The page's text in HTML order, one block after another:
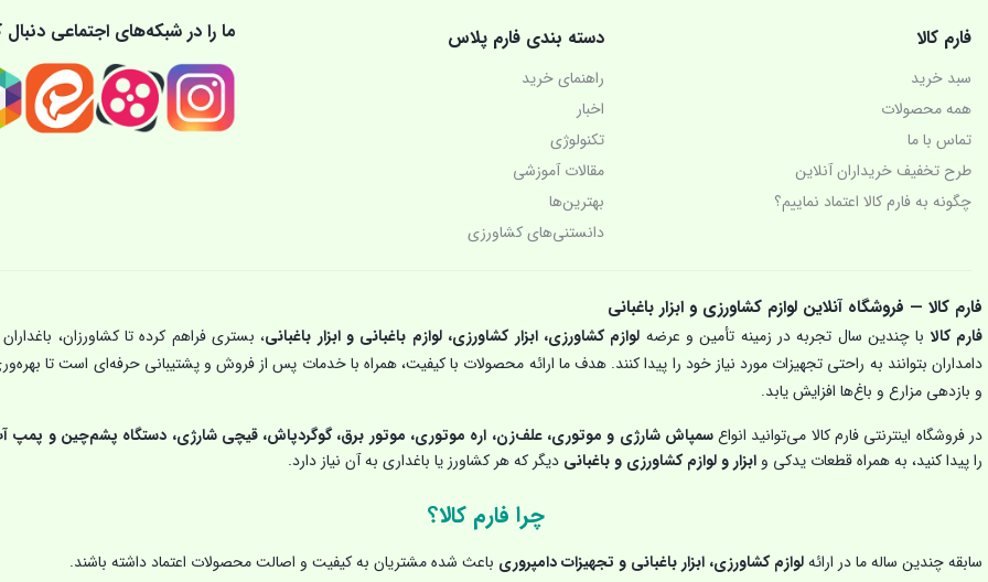
چراغ قوه پیشانی بند
چراغ قوه شارژی و چراغ پیشانی (هدلایت)
خرید و قیمت چراغ قوه شارژی
دیزل ژنراتور
زراعت
ساخت ایران
سمپاش زنبه ای
سمپاش موتوری
فارم کالا
سبد خرید
همه محصولات
تماس با ما
طرح تخفیف خریداران آنلاین
چگونه به فارم کالا اعتماد نماییم؟
دسته بندی فارم پلاس
راهنمای خرید
اخبار
تکنولوژی‌
مقالات آموزشی
بهترین‌ها
دانستنی‌های کشاورزی
ما را در شبکه‌های اجتماعی دنبال
فارم کالا — فروشگاه آنلاین لوازم کشاورزی و ابزار باغبانی
فارم کالا با چندین سال تجربه در زمینه تأمین و عرضه لوازم کشاورزی، ابزار کشاورزی، لوازم باغبانی و ابزار باغبانی، بستری فراهم کرده تا کشاورزان،
دامداران بتوانند به راحتی تجهیزات مورد نیاز خود را پیدا کنند. هدف ما ارائه محصولات با کیفیت، همراه با خدمات پس از فروش و پشتیبانی حرفه‌ای است تا
و بازدهی مزارع و باغ‌ها افزایش یابد.
در فروشگاه اینترنتی فارم کالا می‌توانید انواعسمپاش شارژی و موتوری، علف‌زن، اره موتوری، موتور برق، گوگردپاش، قیچی شارژی، دستگاه پشم‌چین و پمپ
را پیدا کنید، به همراه قطعات یدکی و ابزار و لوازم کشاورزی و باغبانی دیگر که هر کشاورز یا باغداری به آن نیاز دارد.
چرا فارم کالا؟
سابقه چندین ساله ما در ارائهلوازم کشاورزی، ابزار باغبانی و تجهیزات دامپروری باعث شده مشتریان به کیفیت و اصالت محصولات اعتماد داشته باشند.